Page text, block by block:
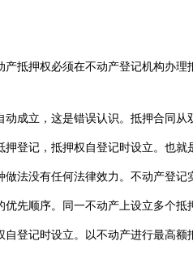
抵押权必须在不动产登记机构办
立，这是错误认识。抵押合同从
记，抵押权自登记时设立。也就
没有任何法律效力。不动产登记
顺序。同一不动产上设立多个抵
记时设立。以不动产进行最高额